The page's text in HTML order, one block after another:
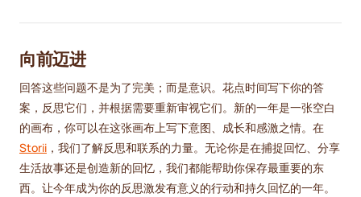
向前迈进
回答这些问题不是为了完美；而是意识。花点时间写下你的答
案，反思它们，并根据需要重新审视它们。新的一年是一张空白
的画布，你可以在这张画布上写下意图、成长和感激之情。在
Storii ，我们了解反思和联系的力量。无论你是在捕捉回忆、分享
生活故事还是创造新的回忆，我们都能帮助你保存最重要的东
西。让今年成为你的反思激发有意义的行动和持久回忆的一年。